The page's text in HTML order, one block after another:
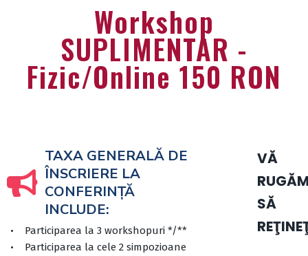
Workshop
SUPLIMENTAR -
Fizic/Online 150 RON
TAXA GENERALĂ DE
ÎNSCRIERE LA
CONFERINŢĂ
INCLUDE:
• Participarea la 3 workshopuri */**
• Participarea la cele 2 simpozioane
VĂ
SĂ